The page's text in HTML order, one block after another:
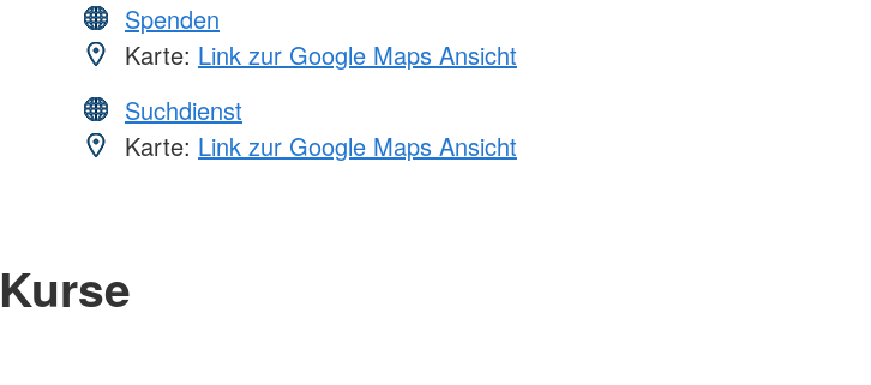
Spenden
Karte: Link zur Google Maps Ansicht
Suchdienst
Karte: Link zur Google Maps Ansicht
Kurse